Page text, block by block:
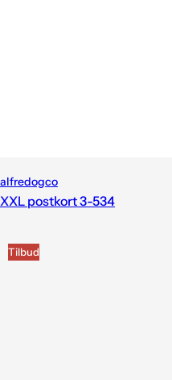
alfredogco
XXL postkort 3-534
Tilbud